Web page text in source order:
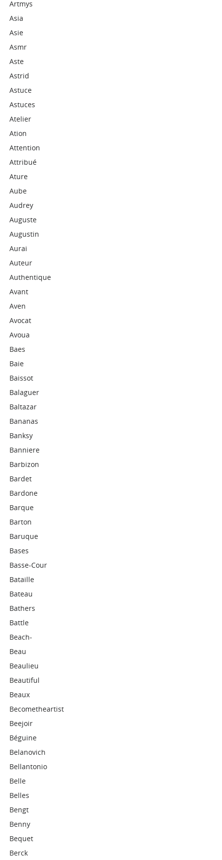
Artmys
Asia
Asie
Asmr
Aste
Astrid
Astuce
Astuces
Atelier
Ation
Attention
Attribué
Ature
Aube
Audrey
Auguste
Augustin
Aurai
Auteur
Authentique
Avant
Aven
Avocat
Avoua
Baes
Baie
Baissot
Balaguer
Baltazar
Bananas
Banksy
Banniere
Barbizon
Bardet
Bardone
Barque
Barton
Baruque
Bases
Basse-Cour
Bataille
Bateau
Bathers
Battle
Beach-
Beau
Beaulieu
Beautiful
Beaux
Becometheartist
Beejoir
Béguine
Belanovich
Bellantonio
Belle
Belles
Bengt
Benny
Bequet
Berck